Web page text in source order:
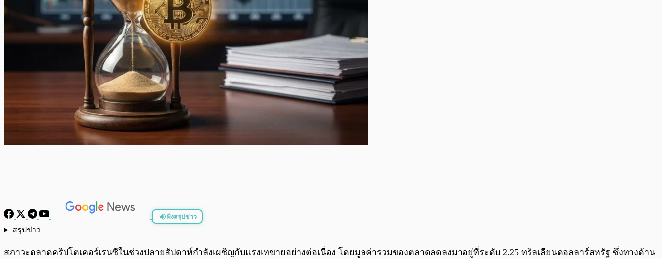
ฟังสรุปข่าว
สรุปข่าว
สภาวะตลาดคริปโตเคอร์เรนซีในช่วงปลายสัปดาห์กำลังเผชิญกับแรงเทขายอย่างต่อเนื่อง โดยมูลค่ารวมของตลาดลดลงมาอยู่ที่ระดับ 2.25 ทริลเลียนดอลลาร์สหรัฐ ซึ่งทางด้าน